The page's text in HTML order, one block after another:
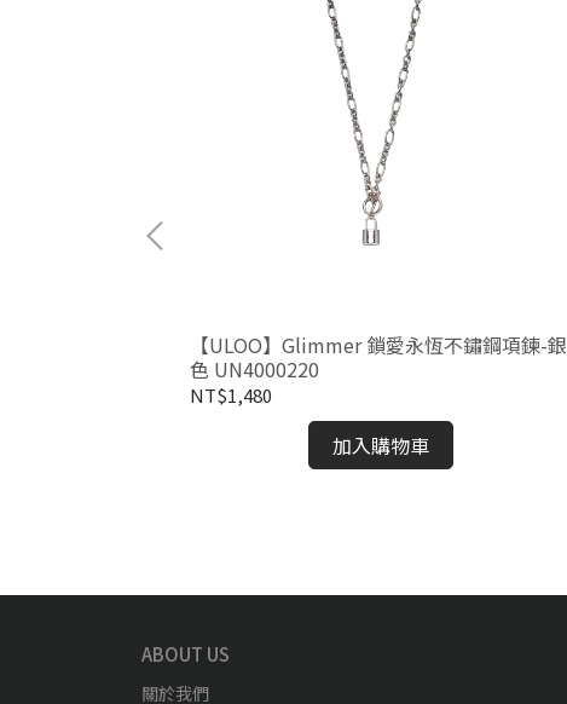
【ULOO】Glimmer 鎖愛永恆不鏽鋼項鍊-銀
色 UN4000220
NT$1,480
加入購物車
ABOUT US
關於我們